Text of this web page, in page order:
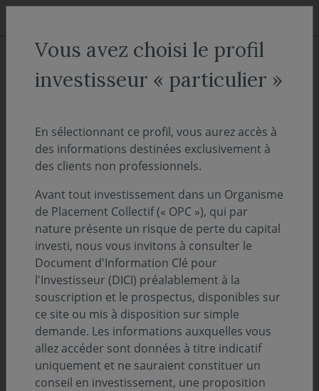
Aller au menu
Aller au contenu
ACCUEIL Décryptages
EDITO 20 septembre 2019
Ghislaine Bailly, Présidente de Covéa Finance,
dresse un bilan à mi-année 2019 et aborde les
perspectives du dernier trimestre sur les
marchés financiers.
TÉLÉCHARGEZ L'EDITO - SEPTEMBRE 2019 (PDF - 104.36 KO)
Découvrez tous nos décryptages
Vous avez choisi le profil
investisseur « particulier »
En sélectionnant ce profil, vous aurez accès à
des informations destinées exclusivement à
des clients non professionnels.
Avant tout investissement dans un Organisme
de Placement Collectif (« OPC »), qui par
nature présente un risque de perte du capital
investi, nous vous invitons à consulter le
Document d'Information Clé pour
l'Investisseur (DICI) préalablement à la
souscription et le prospectus, disponibles sur
ce site ou mis à disposition sur simple
demande. Les informations auxquelles vous
allez accéder sont données à titre indicatif
uniquement et ne sauraient constituer un
conseil en investissement, une proposition